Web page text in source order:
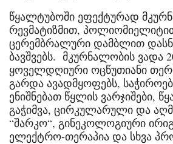
წყალტუბოში ეფექტურად
რევმატიზმით,
ცერემბრალური დამბლით
ბავშვებს. მკურნალობის ვადა
ყოველდღიური ოცწუთიანი
გარდა ავადმყოფებს,
ენიშნებათ წყლის ვარჯიშები,
გაჭიმვა, ცირკულარული და
“შარკო“, გინეკოლოგიური
ელექტრო-თერაპია და სხვა